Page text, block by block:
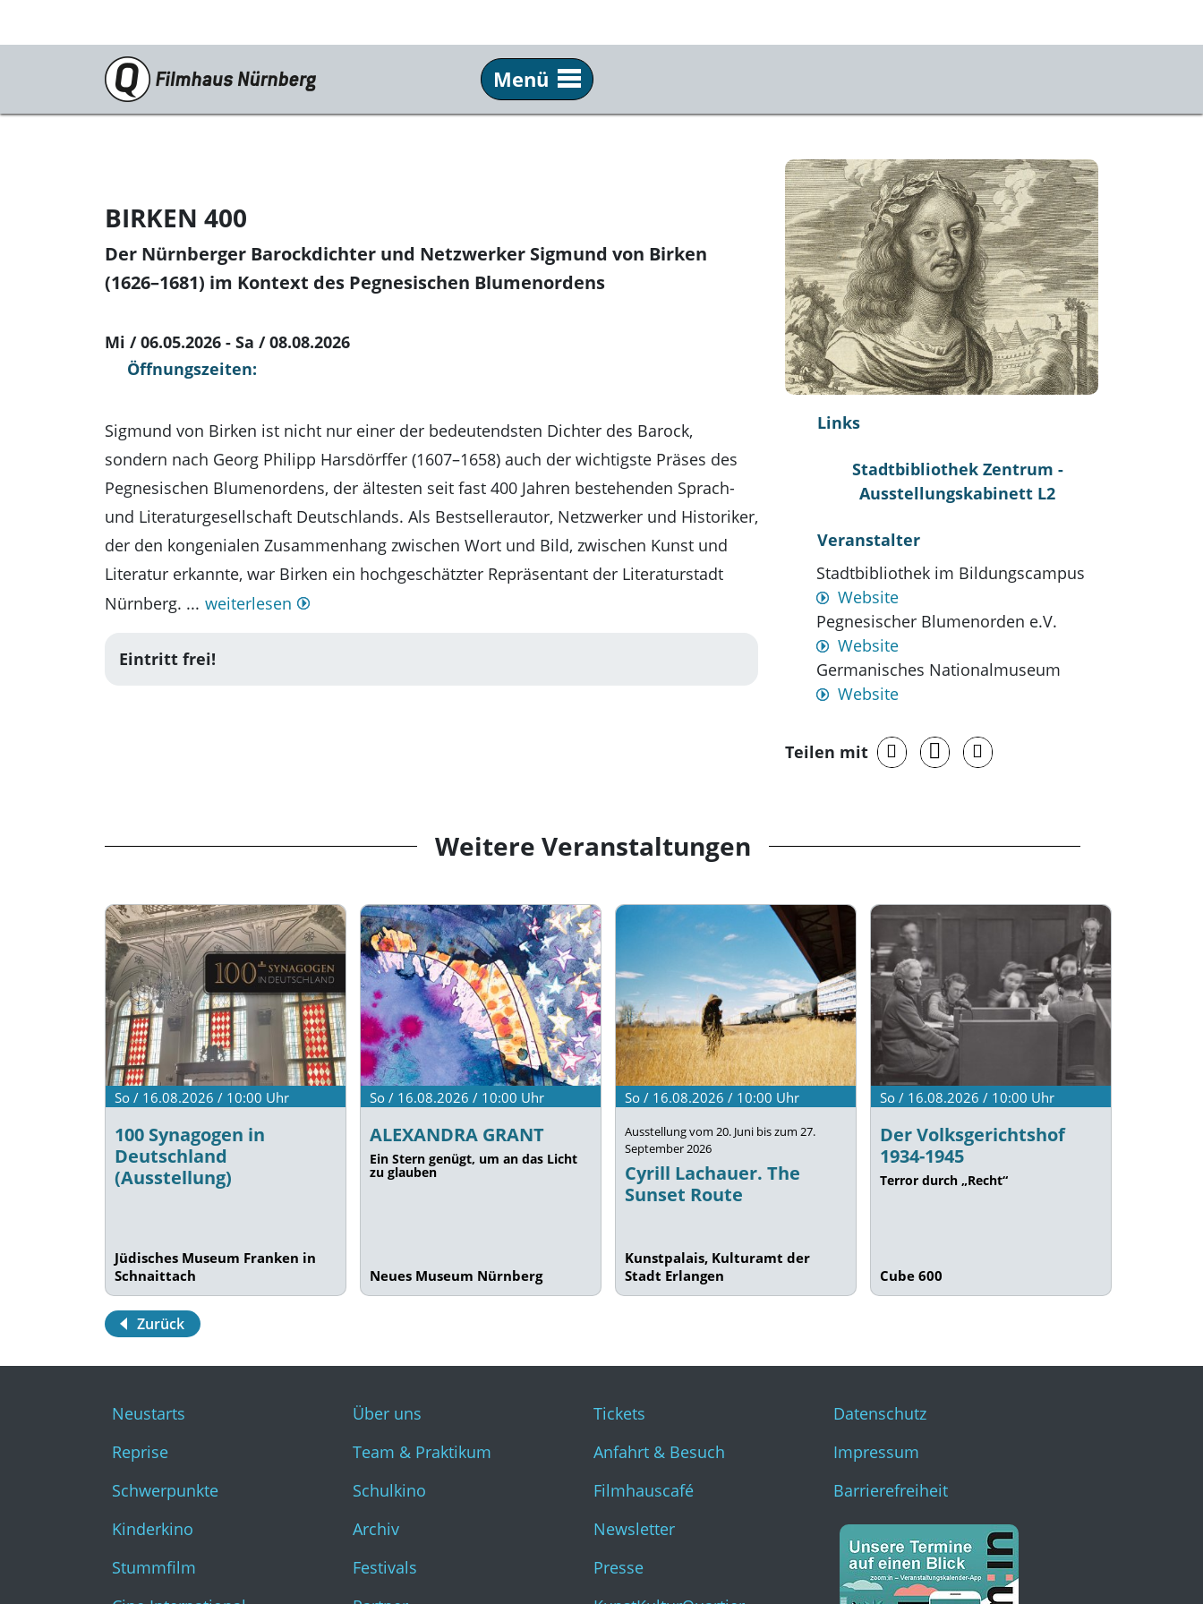
Menü
Programm
Schwerpunkte
Kinderkino
Cine International
Filmclub
Essentials
kino2online
Info
Archiv
Service
Anfahrt & Besuch
Filmhauscafé
Newsletter
Presse
KunstKulturQuartier
BIRKEN 400
Der Nürnberger Barockdichter und Netzwerker Sigmund von Birken
(1626–1681) im Kontext des Pegnesischen Blumenordens
Mi / 06.05.2026 - Sa / 08.08.2026
Öffnungszeiten:
Sigmund von Birken ist nicht nur einer der bedeutendsten Dichter des Barock,
sondern nach Georg Philipp Harsdörffer (1607–1658) auch der wichtigste Präses des
Pegnesischen Blumenordens, der ältesten seit fast 400 Jahren bestehenden Sprach-
und Literaturgesellschaft Deutschlands. Als Bestsellerautor, Netzwerker und Historiker,
der den kongenialen Zusammenhang zwischen Wort und Bild, zwischen Kunst und
Literatur erkannte, war Birken ein hochgeschätzter Repräsentant der Literaturstadt
Nürnberg. ... weiterlesen
Eintritt frei!
Links
Stadtbibliothek Zentrum -
Ausstellungskabinett L2
Veranstalter
Stadtbibliothek im Bildungscampus
Website
Pegnesischer Blumenorden e.V.
Website
Germanisches Nationalmuseum
Website
Teilen mit
Weitere Veranstaltungen
So / 16.08.2026 / 10:00 Uhr
100 Synagogen in
Deutschland
(Ausstellung)
Jüdisches Museum Franken in
Schnaittach
So / 16.08.2026 / 10:00 Uhr
ALEXANDRA GRANT
Ein Stern genügt, um an das Licht
zu glauben
Neues Museum Nürnberg
So / 16.08.2026 / 10:00 Uhr
Ausstellung vom 20. Juni bis zum 27.
September 2026
Cyrill Lachauer. The
Sunset Route
Kunstpalais, Kulturamt der
Stadt Erlangen
So / 16.08.2026 / 10:00 Uhr
Der Volksgerichtshof
1934-1945
Terror durch „Recht“
Cube 600
Zurück
Neustarts
Reprise
Schwerpunkte
Kinderkino
Stummfilm
Über uns
Team & Praktikum
Schulkino
Archiv
Festivals
Tickets
Anfahrt & Besuch
Filmhauscafé
Newsletter
Presse
Datenschutz
Impressum
Barrierefreiheit